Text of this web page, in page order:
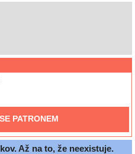
PATRONEM
Až na to, že neexistuje.